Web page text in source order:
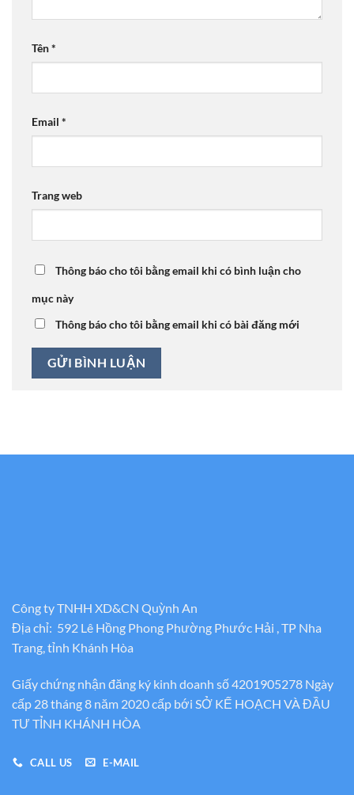
Tên*
Email *
Trang web
Thông báo cho tôi bằng email khi có bình luận cho
mục này
Thông báo cho tôi bằng email khi có bài đăng mới
Công ty TNHH XD&CN Quỳnh An
Địa chỉ: 592 Lê Hồng Phong Phường Phước Hải , TP Nha
Trang, tỉnh Khánh Hòa
Giấy chứng nhận đăng ký kinh doanh số 4201905278 Ngày
cấp 28 tháng 8 năm 2020 cấp bới SỞ KẾ HOẠCH VÀ ĐẦU
TƯ TỈNH KHÁNH HÒA
CALL US E-MAIL